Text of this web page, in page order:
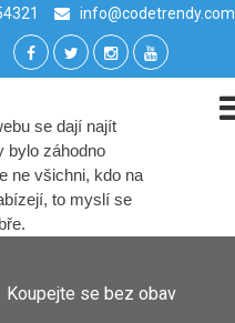
info@codetrendy.com
se dají najít
bylo záhodno
ne všichni, kdo na
to myslí se
Koupejte se bez obav